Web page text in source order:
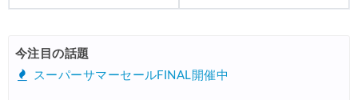
今注目の話題
スーパーサマーセールFINAL開催中